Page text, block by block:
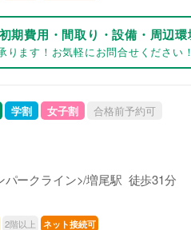
期費用・間取り・設備・周辺環
ります！お気軽にお問合せください！
学割 女子割 合格前予約可
パークライン>/増尾駅 徒歩31分
2階以上 ネット接続可